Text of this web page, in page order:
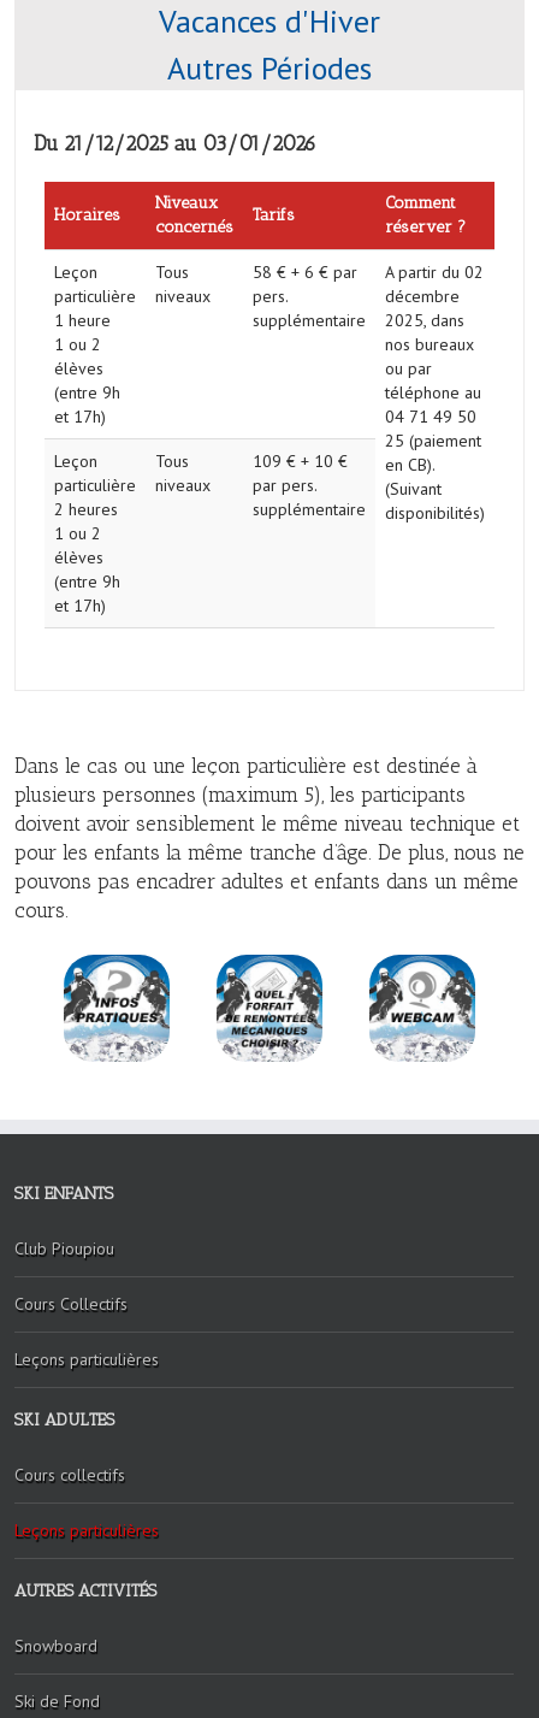
Vacances d'Hiver
Autres Périodes
Du 21/12/2025 au 03/01/2026
Horaires
Niveaux
concernés
Tarifs
Comment
réserver ?
Leçon
particulière
1 heure
1 ou 2
élèves
(entre 9h
et 17h)
Tous
niveaux
58 € + 6 € par
pers.
supplémentaire
A partir du 02
décembre
2025, dans
nos bureaux
ou par
téléphone au
04 71 49 50
25 (paiement
en CB).
(Suivant
disponibilités)
Leçon
particulière
2 heures
1 ou 2
élèves
(entre 9h
et 17h)
Tous
niveaux
109 € + 10 €
par pers.
supplémentaire
Dans le cas ou une leçon particulière est destinée à
plusieurs personnes (maximum 5), les participants
doivent avoir sensiblement le même niveau technique et
pour les enfants la même tranche d’âge. De plus, nous ne
pouvons pas encadrer adultes et enfants dans un même
cours.
SKI ENFANTS
Club Pioupiou
Cours Collectifs
Leçons particulières
SKI ADULTES
Cours collectifs
Leçons particulières
AUTRES ACTIVITÉS
Snowboard
Ski de Fond